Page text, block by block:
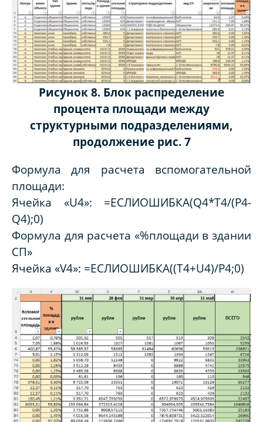
Рисунок 8. Блок распределение
процента площади между
структурными подразделениями,
продолжение рис. 7
Формула для расчета вспомогательной
площади:
Ячейка «U4»: =ЕСЛИОШИБКА(Q4*T4/(P4-
Q4);0)
Формула для расчета «%площади в здании
СП»
Ячейка «V4»: =ЕСЛИОШИБКА((T4+U4)/P4;0)